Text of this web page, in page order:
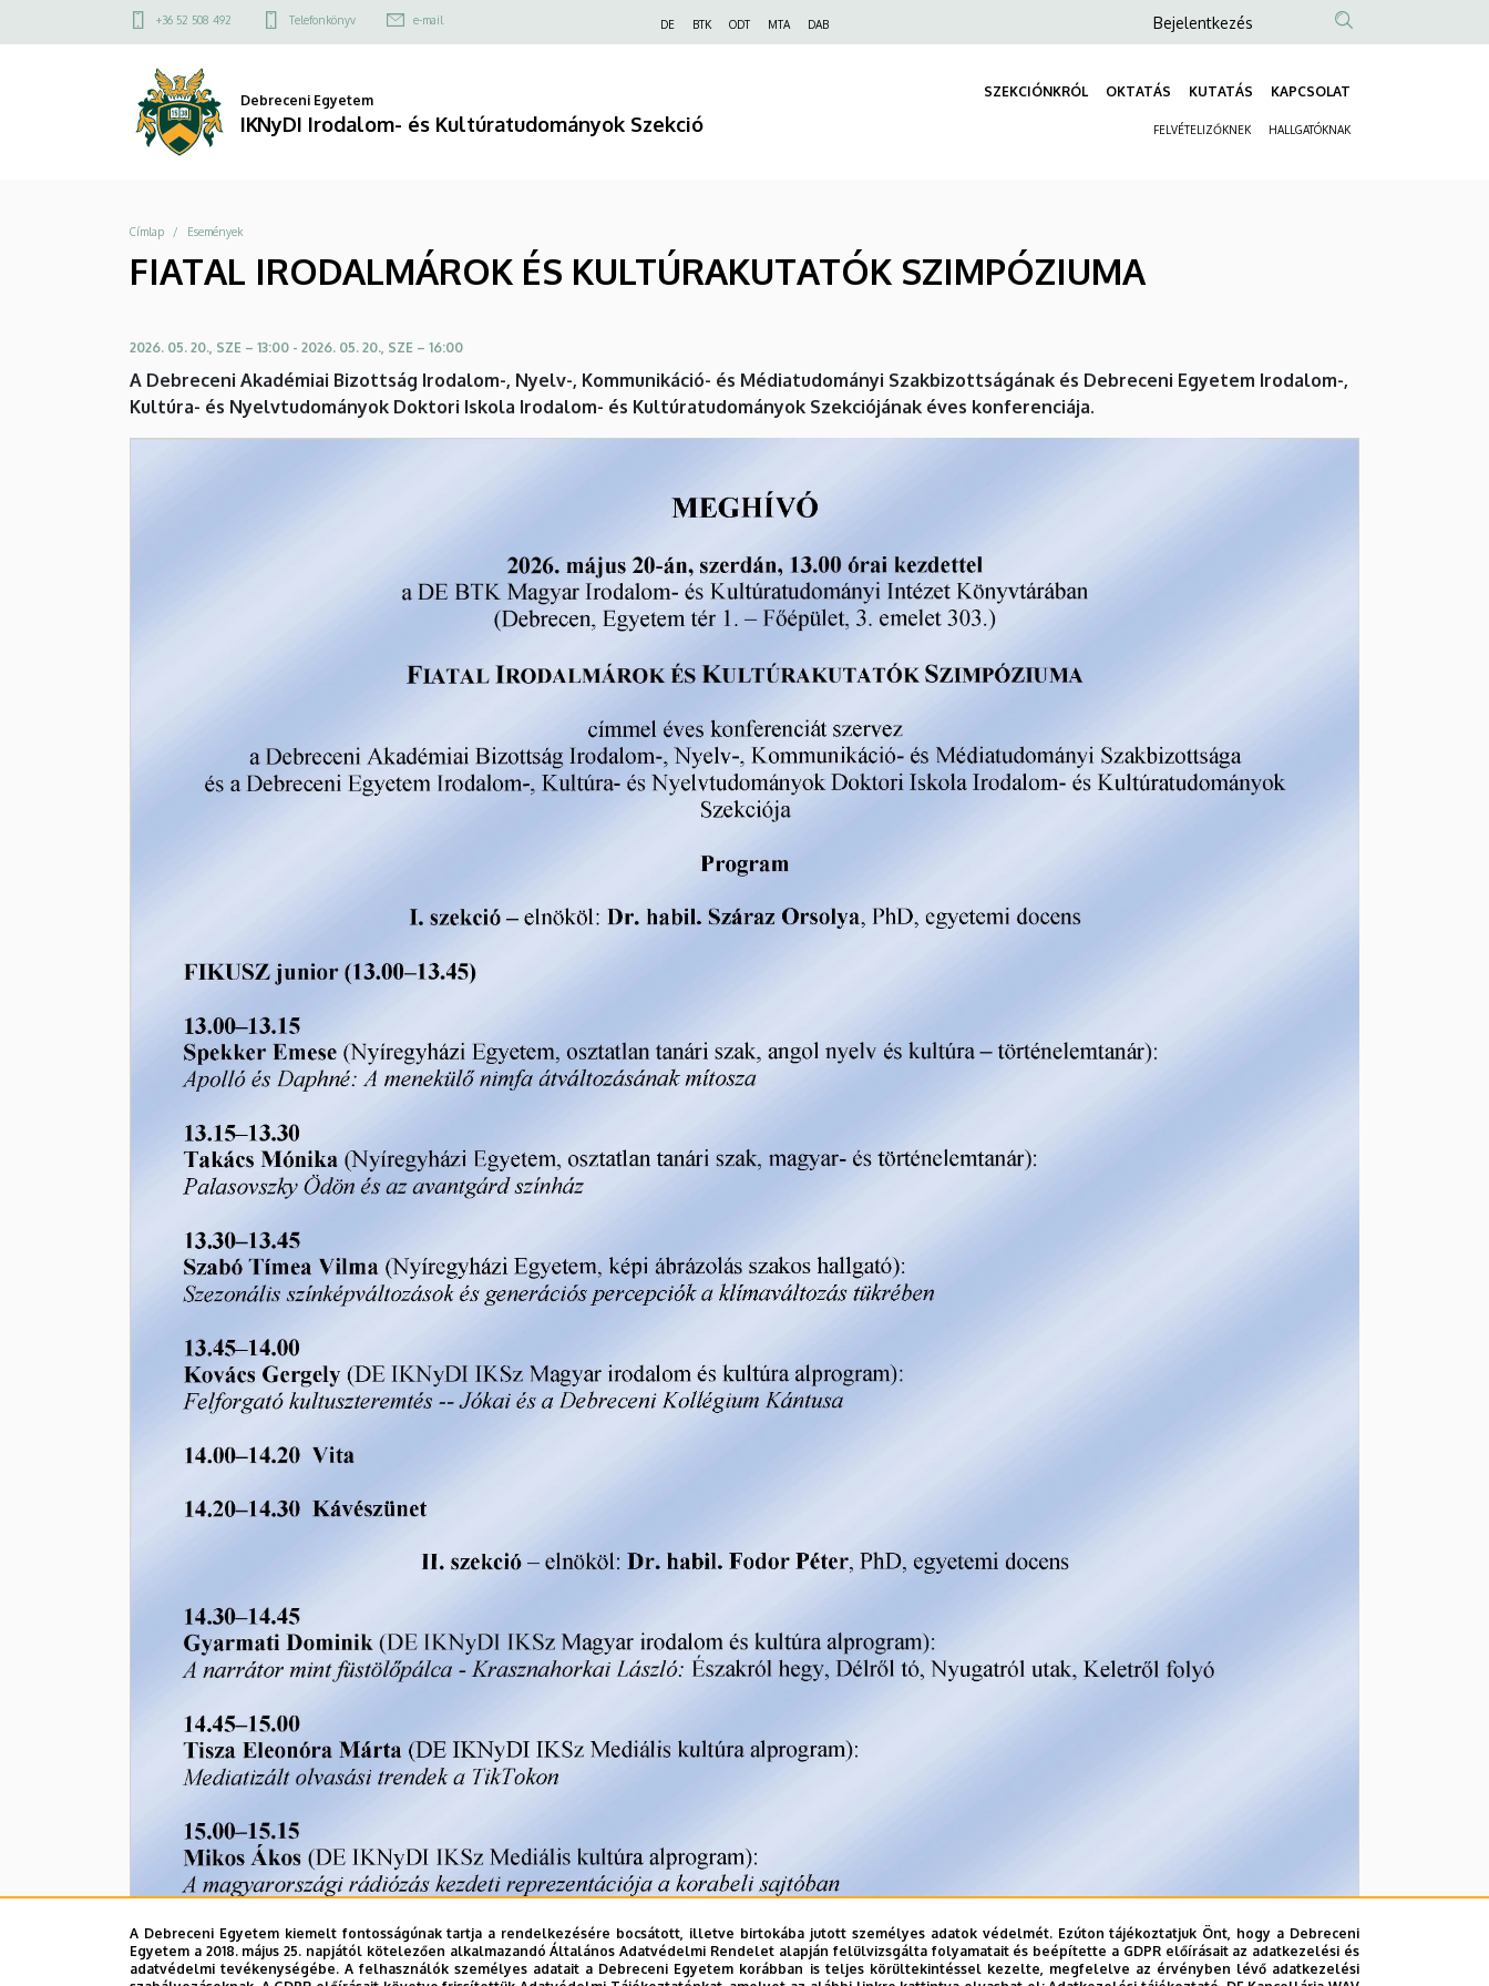
IRODALMÁROK
KULTÚRAKUTATÓK
Irodalom-
Kultúratudományok
a
Felső
menü
+36 52 508 492 Telefonkönyv e-mail DE BTK ODT MTA DAB
Anonim
fiók
menüje
Bejelentkezés
Debreceni Egyetem
IKNyDI Irodalom- és Kultúratudományok Szekció
SZEKCIÓNKRÓL OKTATÁS KUTATÁS KAPCSOLAT
FELVÉTELIZŐKNEK HALLGATÓKNAK
Morzsa
Címlap Események
FIATAL IRODALMÁROK ÉS KULTÚRAKUTATÓK SZIMPÓZIUMA
2026. 05. 20., SZE – 13:00 - 2026. 05. 20., SZE – 16:00
A Debreceni Akadémiai Bizottság Irodalom-, Nyelv-, Kommunikáció- és Médiatudományi Szakbizottságának és Debreceni Egyetem Irodalom-,
Kultúra- és Nyelvtudományok Doktori Iskola Irodalom- és Kultúratudományok Szekciójának éves konferenciája.
A Debreceni Egyetem kiemelt fontosságúnak tartja a rendelkezésére bocsátott, illetve birtokába jutott személyes adatok védelmét. Ezúton tájékoztatjuk Önt, hogy a Debreceni
Egyetem a 2018. május 25. napjától kötelezően alkalmazandó Általános Adatvédelmi Rendelet alapján felülvizsgálta folyamatait és beépítette a GDPR előírásait az adatkezelési és
adatvédelmi tevékenységébe. A felhasználók személyes adatait a Debreceni Egyetem korábban is teljes körültekintéssel kezelte, megfelelve az érvényben lévő adatkezelési